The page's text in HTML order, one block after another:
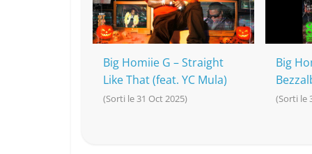
Big Homiie G – Straight
Like That (feat. YC Mula)
(Sorti le 31 Oct 2025)
Big
(Sorti le